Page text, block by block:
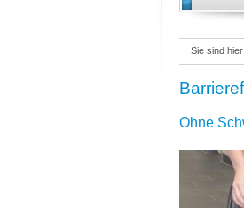
Sie sind hier:
Ohne